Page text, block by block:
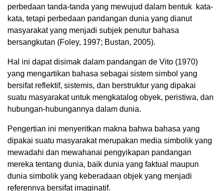
perbedaan tanda-tanda yang mewujud dalam bentuk kata-
kata, tetapi perbedaan pandangan dunia yang dianut
masyarakat yang menjadi subjek penutur bahasa
bersangkutan (Foley, 1997; Bustan, 2005).
Hal ini dapat disimak dalam pandangan de Vito (1970)
yang mengartikan bahasa sebagai sistem simbol yang
bersifat reflektif, sistemis, dan berstruktur yang dipakai
suatu masyarakat untuk mengkatalog obyek, peristiwa, dan
hubungan-hubungannya dalam dunia.
Pengertian ini menyeritkan makna bahwa bahasa yang
dipakai suatu masyarakat merupakan media simbolik yang
mewadahi dan mewahanai pengyikapan pandangan
mereka tentang dunia, baik dunia yang faktual maupun
dunia simbolik yang keberadaan objek yang menjadi
referennya bersifat imaginatif.